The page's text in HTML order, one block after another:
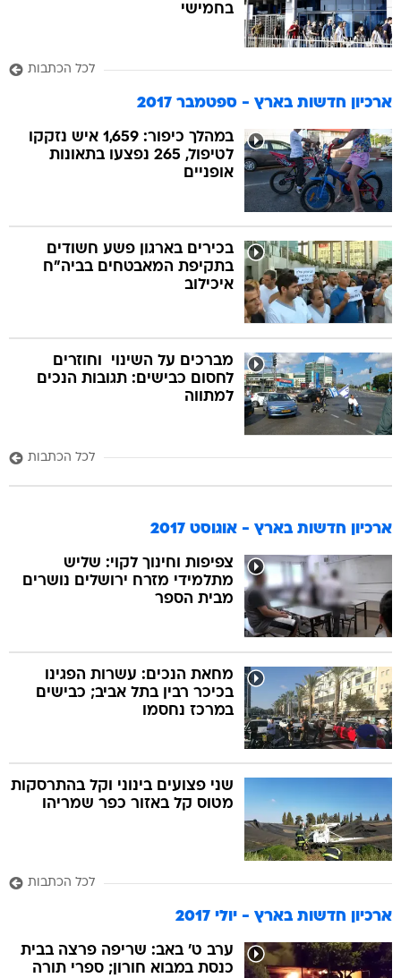
בחמישי
לכל הכתבות
ארכיון חדשות בארץ - ספטמבר 2017
במהלך כיפור: 1,659 איש נזקקו
לטיפול, 265 נפצעו בתאונות
אופניים
בכירים בארגון פשע חשודים
בתקיפת המאבטחים בביה"ח
איכילוב
מברכים על השינוי  וחוזרים
לחסום כבישים: תגובות הנכים
למתווה
לכל הכתבות
ארכיון חדשות בארץ - אוגוסט 2017
צפיפות וחינוך לקוי: שליש
מתלמידי מזרח ירושלים נושרים
מבית הספר
מחאת הנכים: עשרות הפגינו
בכיכר רבין בתל אביב; כבישים
במרכז נחסמו
שני פצועים בינוני וקל בהתרסקות
מטוס קל באזור כפר שמריהו
לכל הכתבות
ארכיון חדשות בארץ - יולי 2017
ערב ט' באב: שריפה פרצה בבית
כנסת במבוא חורון; ספרי תורה